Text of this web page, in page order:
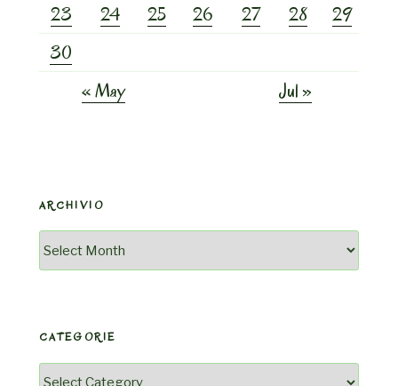
23
24 25 26 27 28
29
30
« May
Jul »
ARCHIVIO
Archivio
CATEGORIE
Categorie